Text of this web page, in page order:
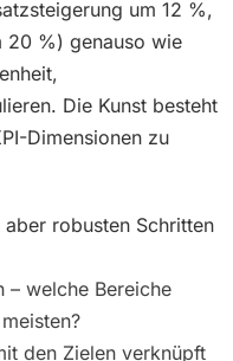
um 12 %,
20 %) genauso wie
Die Kunst besteht
Dimensionen zu
robusten Schritten
– welche Bereiche
den Zielen verknüpft